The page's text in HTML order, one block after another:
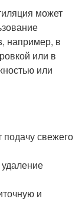
может
например, в
или в
или
подачу свежего
и